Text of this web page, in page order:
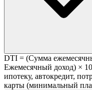
DTI = (Сумма
Ежемесячный доход) ×
ипотеку, автокредит,
карты (минимальный